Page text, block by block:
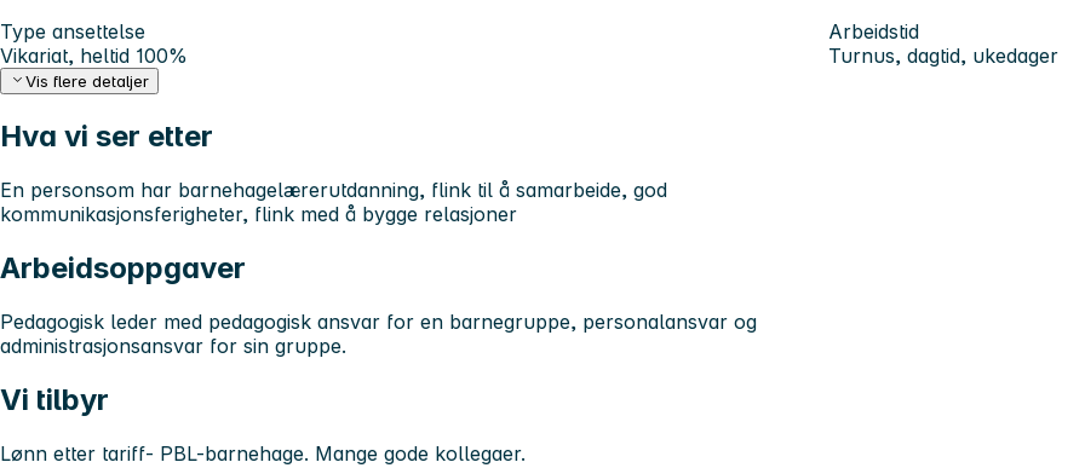
Type ansettelse
Vikariat, heltid 100%
Arbeidstid
Turnus, dagtid, ukedager
Vis flere detaljer
Hva vi ser etter
En personsom har barnehagelærerutdanning, flink til å samarbeide, god
kommunikasjonsferigheter, flink med å bygge relasjoner
Arbeidsoppgaver
Pedagogisk leder med pedagogisk ansvar for en barnegruppe, personalansvar og
administrasjonsansvar for sin gruppe.
Vi tilbyr
Lønn etter tariff- PBL-barnehage. Mange gode kollegaer.